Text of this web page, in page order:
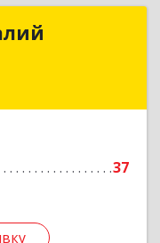
37
Виталий
Подробнее